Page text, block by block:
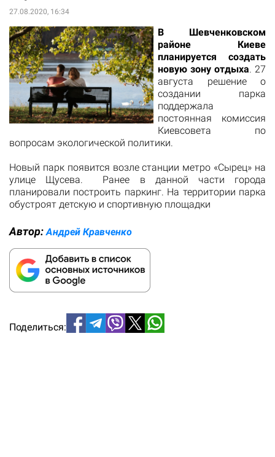
27.08.2020, 16:34
В Шевченковском
районе Киеве
планируется создать
новую зону отдыха. 27
августа решение о
создании парка
поддержала
постоянная комиссия
Киевсовета по
вопросам экологической политики.
Новый парк появится возле станции метро «Сырец» на
улице Щусева. Ранее в данной части города
планировали построить паркинг. На территории парка
обустроят детскую и спортивную площадки
Автор:Андрей Кравченко
Поделиться: